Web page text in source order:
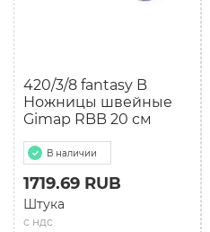
420/3/8 fantasy B
Ножницы швейные
Gimap RBB 20 см
В наличии
с ндс
1719.69 RUB
Штука